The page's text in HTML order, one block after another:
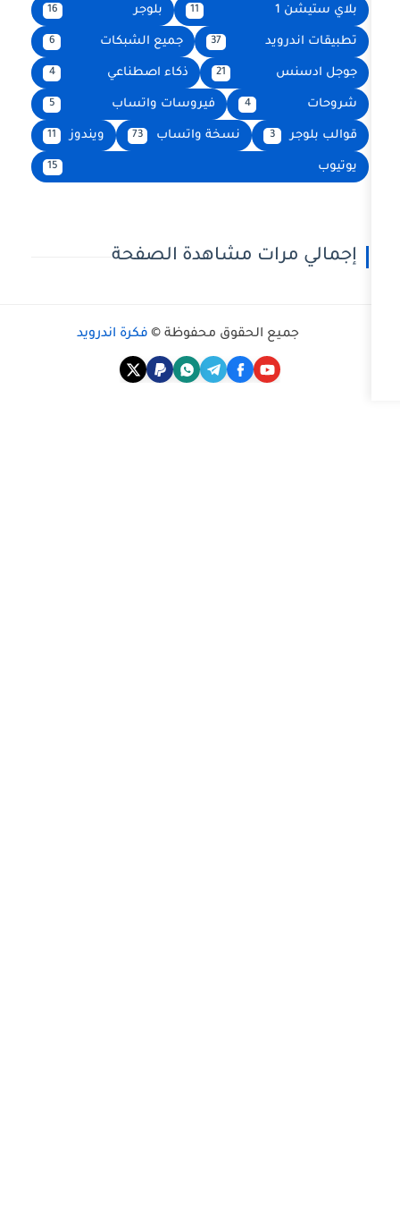
11 بلوجر 16
37 جميع الشبكات 6
21 ذكاء اصطناعي 4
4 فيروسات واتساب 5
نسخة واتساب 73 ويندوز 11
مشاهدة الصفحة
الحقوق محفوظة © فكرة اندرويد